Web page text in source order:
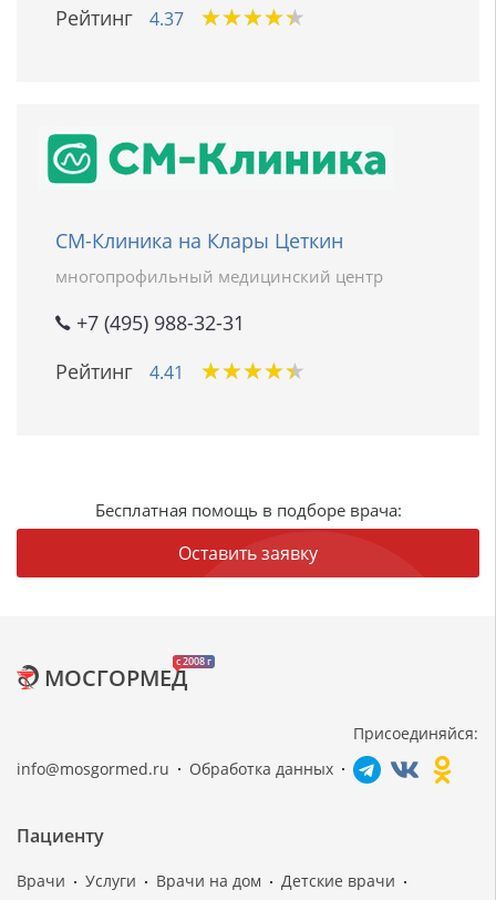
Рейтинг
4.37 ★★★★★
★★★★★
СМ-Клиника на Клары Цеткин
многопрофильный медицинский центр
+7 (495) 988-32-31
Рейтинг
4.41 ★★★★★
★★★★★
Бесплатная помощь в подборе врача:
Оставить заявку
c 2008 г
МОСГОРМЕД
info@mosgormed.ru Обработка данных
Присоединяйся:
Пациенту
Врачи Услуги Врачи на дом
Детские врачи